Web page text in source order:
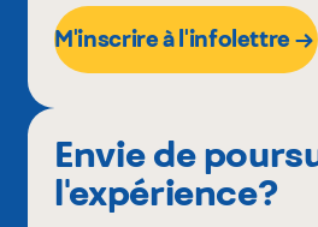
M'inscrire à l'infolettre
Envie de
l'expérience?